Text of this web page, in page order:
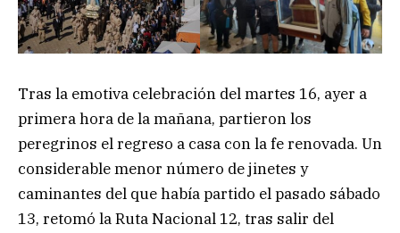
Tras la emotiva celebración del martes 16, ayer a
primera hora de la mañana, partieron los
peregrinos el regreso a casa con la fe renovada. Un
considerable menor número de jinetes y
caminantes del que había partido el pasado sábado
13, retomó la Ruta Nacional 12, tras salir del